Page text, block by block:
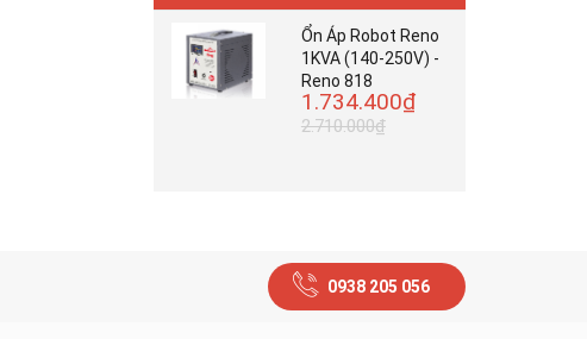
Ổn Áp Robot Reno
1KVA (140-250V) -
Reno 818
1.734.400₫
2.710.000₫
0938 205 056